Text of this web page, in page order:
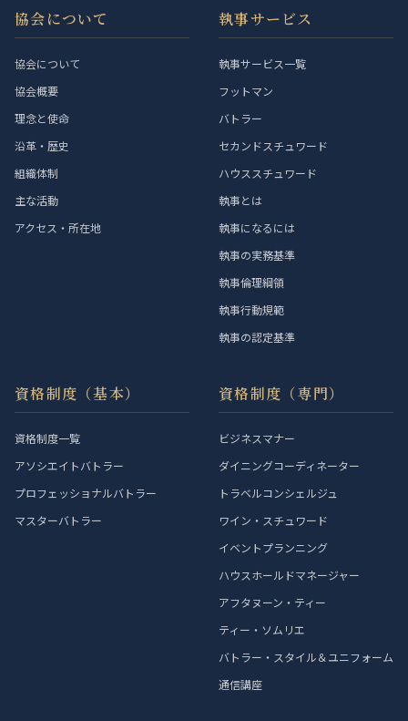
協会について
協会について
協会概要
理念と使命
沿革・歴史
組織体制
主な活動
アクセス・所在地
執事サービス
執事サービス一覧
フットマン
バトラー
セカンドスチュワード
ハウススチュワード
執事とは
執事になるには
執事の実務基準
執事倫理綱領
執事行動規範
執事の認定基準
資格制度（基本）
資格制度一覧
アソシエイトバトラー
プロフェッショナルバトラー
マスターバトラー
資格制度（専門）
ビジネスマナー
ダイニングコーディネーター
トラベルコンシェルジュ
ワイン・スチュワード
イベントプランニング
ハウスホールドマネージャー
アフタヌーン・ティー
ティー・ソムリエ
バトラー・スタイル＆ユニフォーム
通信講座